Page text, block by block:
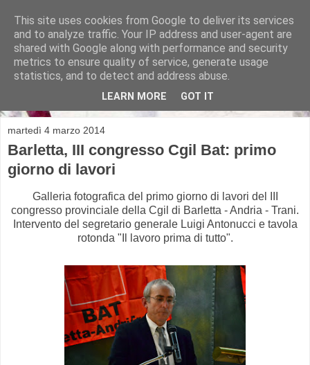
Michela Alicino
martedì 4 marzo 2014
Barletta, III congresso Cgil Bat: primo
giorno di lavori
Galleria fotografica del primo giorno di lavori del III
congresso provinciale della Cgil di Barletta - Andria - Trani.
Intervento del segretario generale Luigi Antonucci e tavola
rotonda "Il lavoro prima di tutto".
This site uses cookies from Google to deliver its services
and to analyze traffic. Your IP address and user-agent are
shared with Google along with performance and security
metrics to ensure quality of service, generate usage
statistics, and to detect and address abuse.
LEARN MORE GOT IT